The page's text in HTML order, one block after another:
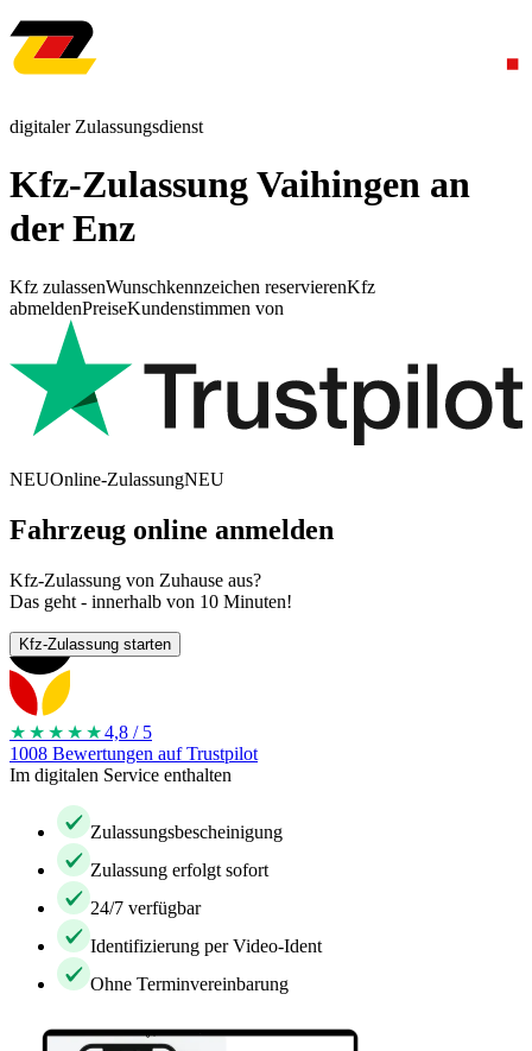
digitaler Zulassungsdienst
Kfz-Zulassung Vaihingen an
der Enz
Kfz zulassenWunschkennzeichen reservierenKfz
abmeldenPreiseKundenstimmen von
NEUOnline-ZulassungNEU
Fahrzeug online anmelden
Kfz-Zulassung von Zuhause aus?
Das geht - innerhalb von 10 Minuten!
Kfz-Zulassung starten
★★★★ ★4,8 / 5
1008 Bewertungen auf Trustpilot
Im digitalen Service enthalten
Zulassungsbescheinigung
Zulassung erfolgt sofort
24/7 verfügbar
Identifizierung per Video-Ident
Ohne Terminvereinbarung